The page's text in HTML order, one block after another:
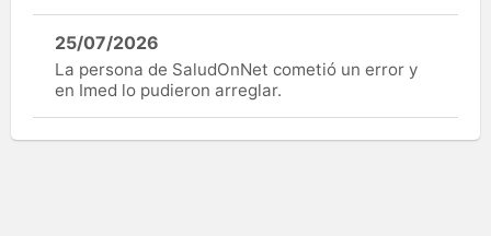
25/07/2026
La persona de SaludOnNet cometió un error y
en Imed lo pudieron arreglar.